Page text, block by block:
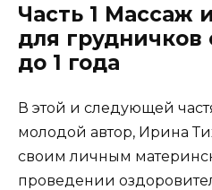
Часть 1 Массаж
для
до 1 года
В этой и следующей
молодой автор, Ирина
своим личным
проведении